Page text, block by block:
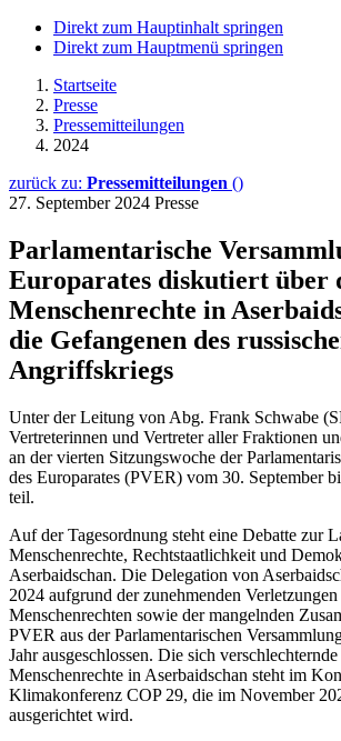
Direkt zum Hauptinhalt springen
Direkt zum Hauptmenü springen
Startseite
Presse
Pressemitteilungen
2024
zurück zu: Pressemitteilungen ()
27. September 2024 Presse
Parlamentarische
Europarates diskutiert über
Menschenrechte in
die Gefangenen des
Angriffskriegs
Unter der Leitung von Abg. Frank Schwabe
Vertreterinnen und Vertreter aller Fraktionen
an der vierten Sitzungswoche der
des Europarates (PVER) vom 30. September
teil.
Auf der Tagesordnung steht eine Debatte zur
Menschenrechte, Rechtstaatlichkeit und
Aserbaidschan. Die Delegation von
2024 aufgrund der zunehmenden
Menschenrechten sowie der mangelnden
PVER aus der Parlamentarischen
Jahr ausgeschlossen. Die sich
Menschenrechte in Aserbaidschan steht im
Klimakonferenz COP 29, die im November
ausgerichtet wird.